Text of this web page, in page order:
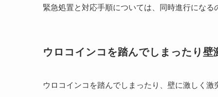
緊急処置と対応手順については、同時進行にな
ウロコインコを踏んでしまったり
ウロコインコを踏んでしまったり、壁に激しく